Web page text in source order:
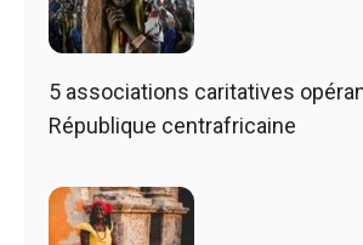
5 associations caritatives
République centrafricaine